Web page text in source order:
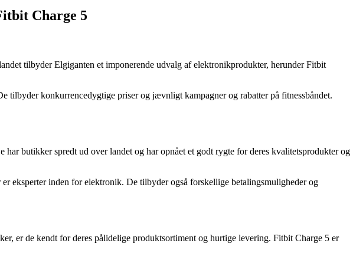
Charge 5
tilbyder Elgiganten et imponerende udvalg af elektronikprodukter, herunder Fitbit
tilbyder konkurrencedygtige priser og jævnligt kampagner og rabatter på fitnessbåndet.
butikker spredt ud over landet og har opnået et godt rygte for deres kvalitetsprodukter og
eksperter inden for elektronik. De tilbyder også forskellige betalingsmuligheder og
er de kendt for deres pålidelige produktsortiment og hurtige levering. Fitbit Charge 5 er